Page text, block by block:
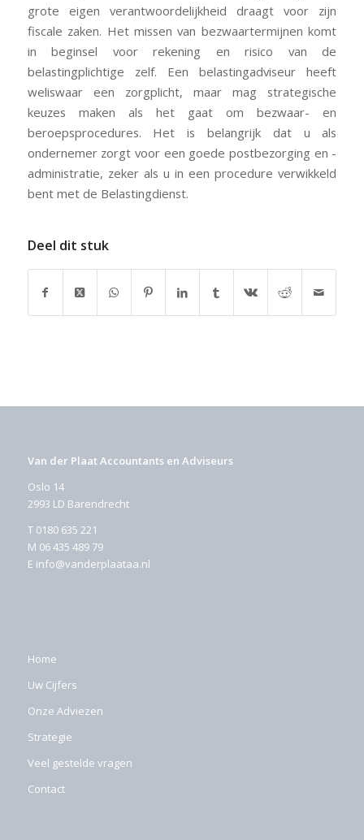
grote eigen verantwoordelijkheid draagt voor zijn
fiscale zaken. Het missen van bezwaartermijnen komt
in beginsel voor rekening en risico van de
belastingplichtige zelf. Een belastingadviseur heeft
weliswaar een zorgplicht, maar mag strategische
keuzes maken als het gaat om bezwaar- en
beroepsprocedures. Het is belangrijk dat u als
ondernemer zorgt voor een goede postbezorging en -
administratie, zeker als u in een procedure verwikkeld
bent met de Belastingdienst.
Deel dit stuk
Van der Plaat Accountants en Adviseurs
Oslo 14
2993 LD Barendrecht
T 0180 635 221
M 06 435 489 79
E info@vanderplaataa.nl
Home
Uw Cijfers
Onze Adviezen
Strategie
Veel gestelde vragen
Contact